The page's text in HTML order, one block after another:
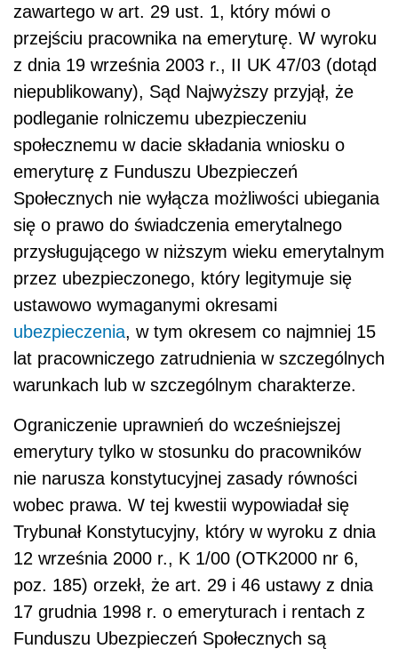
zawartego w art. 29 ust. 1, który mówi o
przejściu pracownika na emeryturę. W wyroku
z dnia 19 września 2003 r., II UK 47/03 (dotąd
niepublikowany), Sąd Najwyższy przyjął, że
podleganie rolniczemu ubezpieczeniu
społecznemu w dacie składania wniosku o
emeryturę z Funduszu Ubezpieczeń
Społecznych nie wyłącza możliwości ubiegania
się o prawo do świadczenia emerytalnego
przysługującego w niższym wieku emerytalnym
przez ubezpieczonego, który legitymuje się
ustawowo wymaganymi okresami
ubezpieczenia, w tym okresem co najmniej 15
lat pracowniczego zatrudnienia w szczególnych
warunkach lub w szczególnym charakterze.
Ograniczenie uprawnień do wcześniejszej
emerytury tylko w stosunku do pracowników
nie narusza konstytucyjnej zasady równości
wobec prawa. W tej kwestii wypowiadał się
Trybunał Konstytucyjny, który w wyroku z dnia
12 września 2000 r., K 1/00 (OTK2000 nr 6,
poz. 185) orzekł, że art. 29 i 46 ustawy z dnia
17 grudnia 1998 r. o emeryturach i rentach z
Funduszu Ubezpieczeń Społecznych są